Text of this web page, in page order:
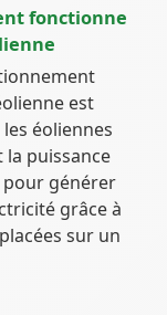
fonctionne
est
éoliennes
la puissance
pour générer
grâce à
sur un